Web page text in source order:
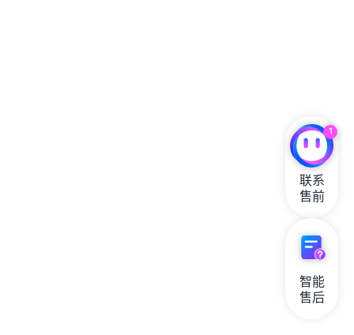
1
联系
售前
智能
售后